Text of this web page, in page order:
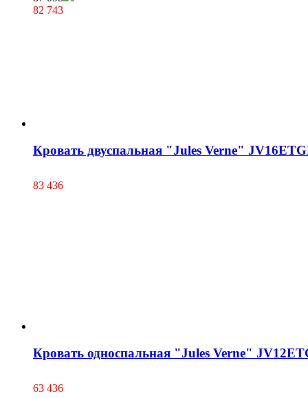
82 743
Кровать двуспальная "Jules Verne"
83 436
Кровать односпальная "Jules Verne"
63 436